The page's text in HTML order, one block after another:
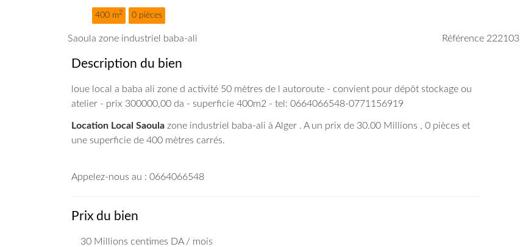
400 m2 0 pièces
Saoula zone industriel baba-ali Référence 222103
Description du bien
loue local a baba ali zone d activité 50 mètres de l autoroute - convient pour dépôt stockage ou
atelier - prix 300000,00 da - superficie 400m2 - tel: 0664066548-0771156919
Location Local Saoula zone industriel baba-ali à Alger . A un prix de 30.00 Millions , 0 pièces et
une superficie de 400 mètres carrés.
Appelez-nous au : 0664066548
Prix du bien
30 Millions centimes DA/ mois